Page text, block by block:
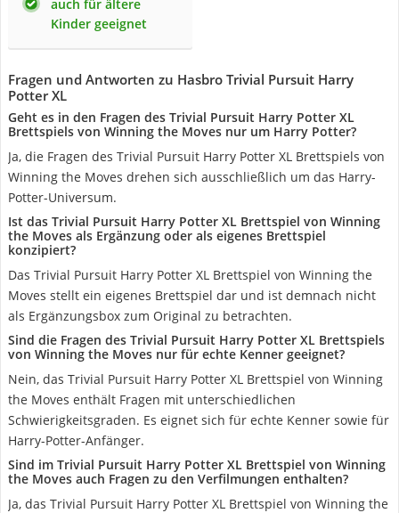
auch für ältere
Kinder geeignet
Fragen und Antworten zu Hasbro Trivial Pursuit Harry
Potter XL
Geht es in den Fragen des Trivial Pursuit Harry Potter XL
Brettspiels von Winning the Moves nur um Harry Potter?
Ja, die Fragen des Trivial Pursuit Harry Potter XL Brettspiels von
Winning the Moves drehen sich ausschließlich um das Harry-
Potter-Universum.
Ist das Trivial Pursuit Harry Potter XL Brettspiel von Winning
the Moves als Ergänzung oder als eigenes Brettspiel
konzipiert?
Das Trivial Pursuit Harry Potter XL Brettspiel von Winning the
Moves stellt ein eigenes Brettspiel dar und ist demnach nicht
als Ergänzungsbox zum Original zu betrachten.
Sind die Fragen des Trivial Pursuit Harry Potter XL Brettspiels
von Winning the Moves nur für echte Kenner geeignet?
Nein, das Trivial Pursuit Harry Potter XL Brettspiel von Winning
the Moves enthält Fragen mit unterschiedlichen
Schwierigkeitsgraden. Es eignet sich für echte Kenner sowie für
Harry-Potter-Anfänger.
Sind im Trivial Pursuit Harry Potter XL Brettspiel von Winning
the Moves auch Fragen zu den Verfilmungen enthalten?
Ja, das Trivial Pursuit Harry Potter XL Brettspiel von Winning the